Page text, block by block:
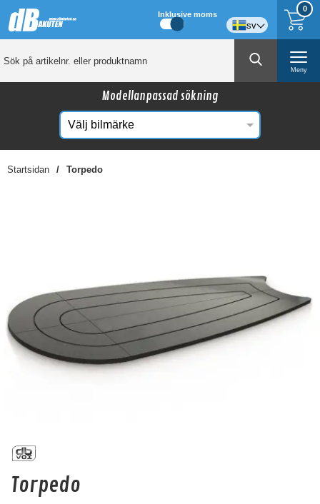
0
Inklusive moms
sv
Meny
Modellanpassad sökning
Startsidan Torpedo
dBVOX ZGT-5A
5A säkring
Torpedo